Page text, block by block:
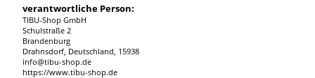
verantwortliche Person:
TIBU-Shop GmbH
Schulstraße 2
Brandenburg
Drahnsdorf, Deutschland, 15938
info@tibu-shop.de
https://www.tibu-shop.de